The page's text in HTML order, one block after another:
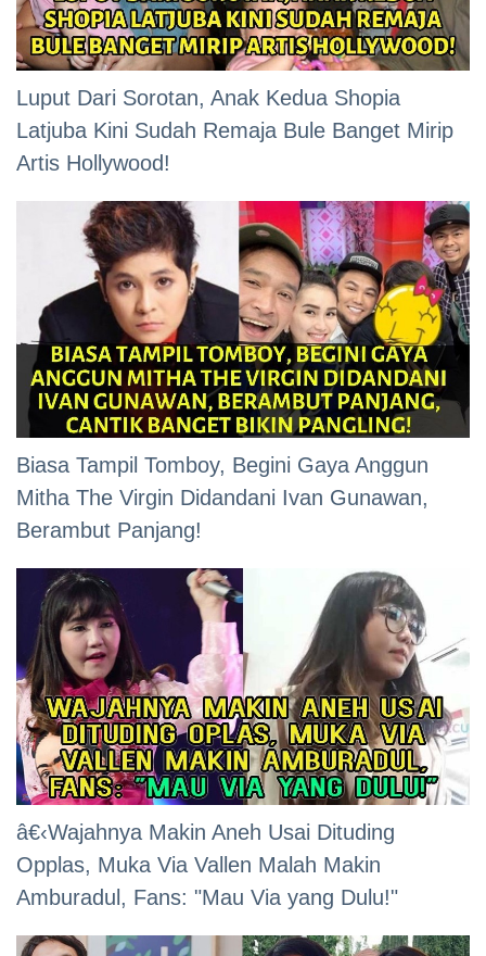
Luput Dari Sorotan, Anak Kedua Shopia
Latjuba Kini Sudah Remaja Bule Banget Mirip
Artis Hollywood!
Biasa Tampil Tomboy, Begini Gaya Anggun
Mitha The Virgin Didandani Ivan Gunawan,
Berambut Panjang!
â€‹Wajahnya Makin Aneh Usai Dituding
Opplas, Muka Via Vallen Malah Makin
Amburadul, Fans: "Mau Via yang Dulu!"